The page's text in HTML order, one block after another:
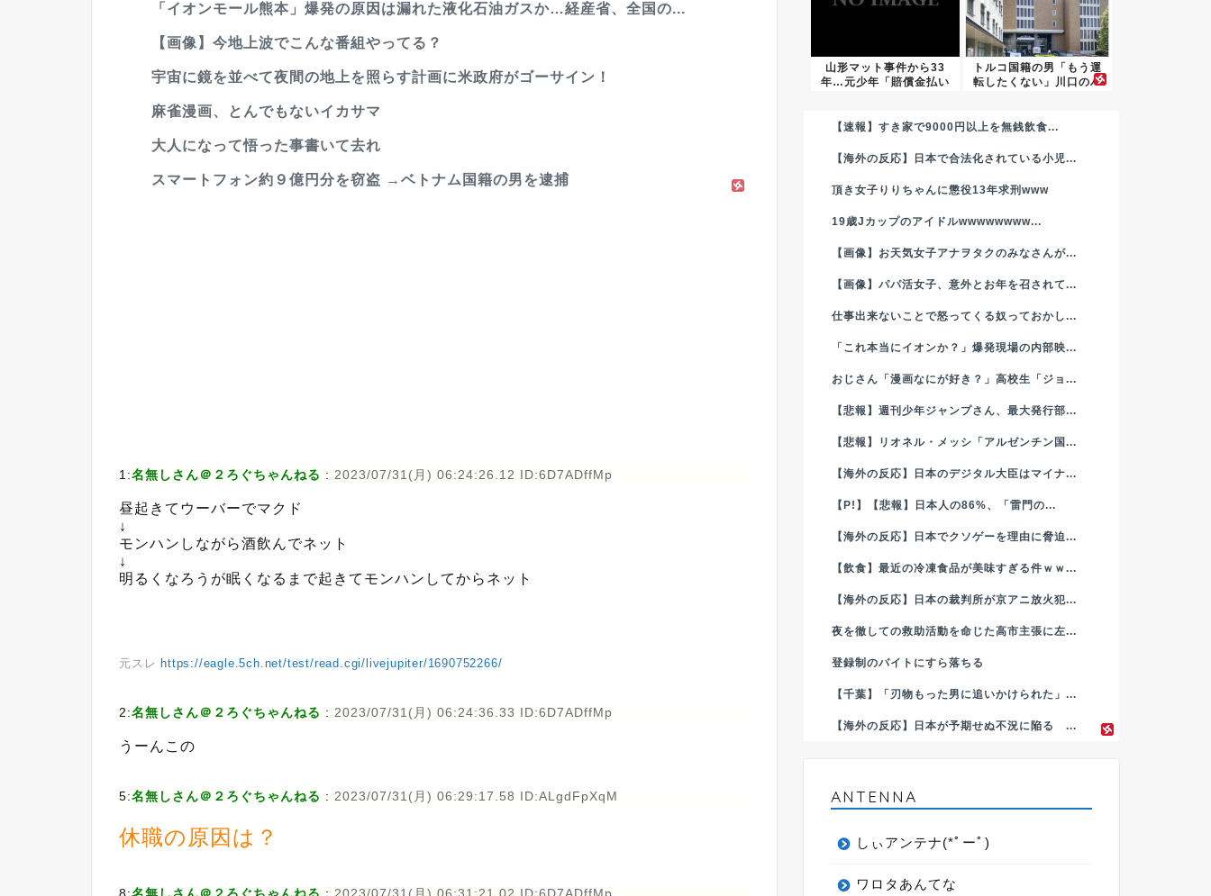
「イオンモール熊本」爆発の原因は漏れた液化石油ガスか…経産省、全国の...
【画像】今地上波でこんな番組やってる？
宇宙に鏡を並べて夜間の地上を照らす計画に米政府がゴーサイン！
麻雀漫画、とんでもないイカサマ
大人になって悟った事書いて去れ
スマートフォン約９億円分を窃盗 →ベトナム国籍の男を逮捕
1:名無しさん＠２ろぐちゃんねる : 2023/07/31(月) 06:24:26.12 ID:6D7ADffMp
昼起きてウーバーでマクド
↓
モンハンしながら酒飲んでネット
↓
明るくなろうが眠くなるまで起きてモンハンしてからネット
元スレ https://eagle.5ch.net/test/read.cgi/livejupiter/1690752266/
2:名無しさん＠２ろぐちゃんねる : 2023/07/31(月) 06:24:36.33 ID:6D7ADffMp
うーんこの
5:名無しさん＠２ろぐちゃんねる : 2023/07/31(月) 06:29:17.58 ID:ALgdFpXqM
休職の原因は？
山形マット事件から33
年…元少年「賠償金払い
トルコ国籍の男「もう運
転したくない」川口のバ
【速報】すき家で9000円以上を無銭飲食...
【海外の反応】日本で合法化されている小児...
頂き女子りりちゃんに懲役13年求刑www
19歳Jカップのアイドルwwwwwwww...
【画像】お天気女子アナヲタクのみなさんが...
【画像】パパ活女子、意外とお年を召されて...
仕事出来ないことで怒ってくる奴っておかし...
「これ本当にイオンか？」爆発現場の内部映...
おじさん「漫画なにが好き？」高校生「ジョ...
【悲報】週刊少年ジャンプさん、最大発行部...
【悲報】リオネル・メッシ「アルゼンチン国...
【海外の反応】日本のデジタル大臣はマイナ...
【P!】【悲報】日本人の86%、「雷門の...
【海外の反応】日本でクソゲーを理由に脅迫...
【飲食】最近の冷凍食品が美味すぎる件ｗｗ...
【海外の反応】日本の裁判所が京アニ放火犯...
夜を徹しての救助活動を命じた高市主張に左...
登録制のバイトにすら落ちる
【千葉】「刃物もった男に追いかけられた」...
【海外の反応】日本が予期せぬ不況に陥る ...
ANTENNA
しぃアンテナ(*ﾟーﾟ)
ワロタあんてな